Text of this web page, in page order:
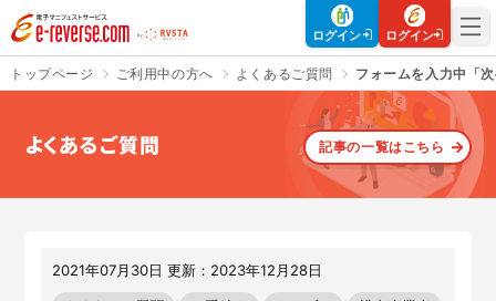
電子マニフェストサービス | e-reverse.com（イーリバースドットコ
ログイン ログイン
さよなら、紙マニフェスト
サービスサイトを見る
建設現場をICTでスマートに
サービスサイトを見る
トップページ ご利用中の方へ よくあるご質問 フォームを入力中「
よくあるご質問 記事の一覧はこちら
2021年07月30日 更新：2023年12月28日